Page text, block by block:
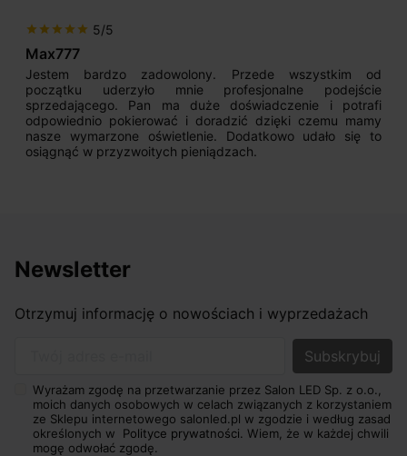
star star star star star 5/5
Max777
Jestem bardzo zadowolony. Przede wszystkim od
początku uderzyło mnie profesjonalne podejście
sprzedającego. Pan ma duże doświadczenie i potrafi
odpowiednio pokierować i doradzić dzięki czemu mamy
nasze wymarzone oświetlenie. Dodatkowo udało się to
osiągnąć w przyzwoitych pieniądzach.
Newsletter
Otrzymuj informację o nowościach i wyprzedażach
Wyrażam zgodę na przetwarzanie przez Salon LED Sp. z o.o.,
moich danych osobowych w celach związanych z korzystaniem
ze Sklepu internetowego salonled.pl w zgodzie i według zasad
określonych w Polityce prywatności. Wiem, że w każdej chwili
mogę odwołać zgodę.